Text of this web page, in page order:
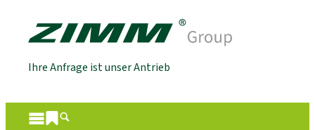
Ihre Anfrage ist unser Antrieb